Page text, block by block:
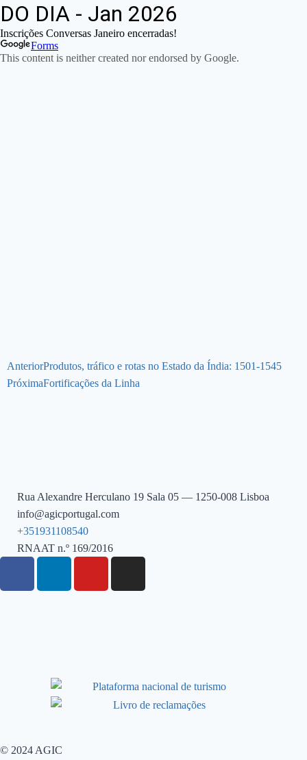
AnteriorProdutos, tráfico e rotas no Estado da Índia: 1501-1545
PróximaFortificações da Linha
Rua Alexandre Herculano 19 Sala 05 — 1250-008 Lisboa
info@agicportugal.com
+351931108540
RNAAT n.º 169/2016
© 2024 AGIC